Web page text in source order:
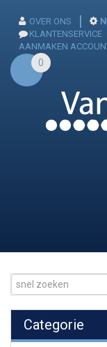
OVER ONS
KLANTENSERVICE
AANMAKEN
0
Categorie